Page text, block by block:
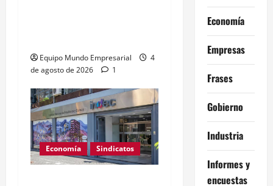
Equipo Mundo Empresarial
4
de agosto de 2026
1
Economía Sindicatos
Economía
Empresas
Frases
Gobierno
Industria
Informes y
encuestas